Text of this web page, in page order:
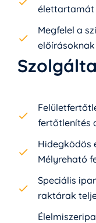
élettartamát
Megfelel a
előírásoknak
fertőtlenítés
Hidegködös
Mélyreható
Speciális
raktárak